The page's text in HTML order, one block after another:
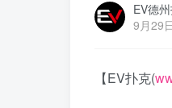
EV德
9月29
【EV扑克(